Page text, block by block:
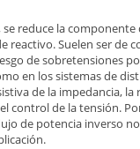
reduce la componente
reactivo. Suelen ser de
de sobretensiones
en los sistemas de
de la impedancia, la
control de la tensión.
de potencia inverso